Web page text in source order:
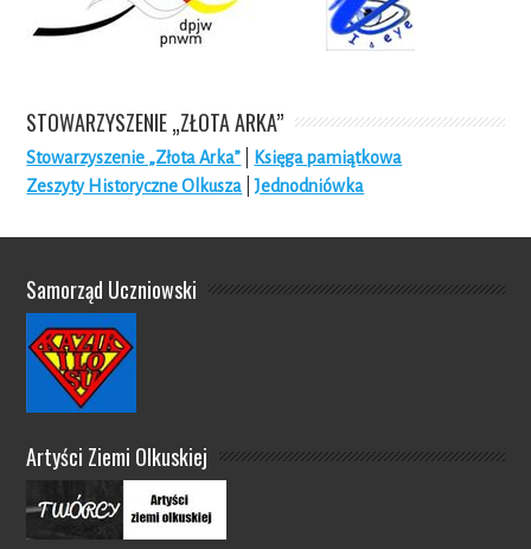
STOWARZYSZENIE „ZŁOTA ARKA”
Stowarzyszenie „Złota Arka”
Księga pamiątkowa
Zeszyty Historyczne Olkusza |Jednodniówka
Samorząd Uczniowski
Artyści Ziemi Olkuskiej